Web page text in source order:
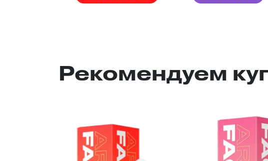
Рекомендуем